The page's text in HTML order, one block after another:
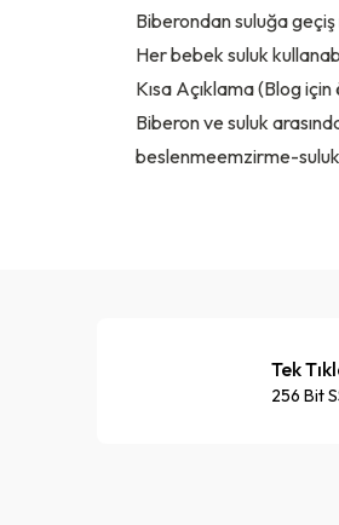
Biberondan suluğa geçiş
Her bebek suluk
Kısa Açıklama (Blog
Biberon ve suluk
beslenmeemzirme-suluk
Tek
256 Bit